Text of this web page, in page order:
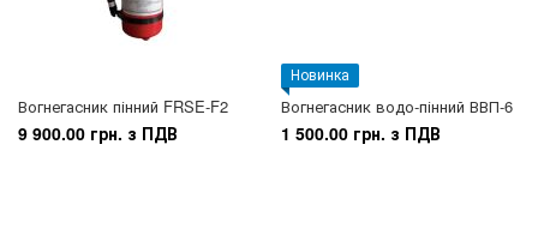
Вогнегасник пінний FRSE-F2
9 900.00 грн. з ПДВ
Новинка
Вогнегасник водо-пінний ВВП-6
1 500.00 грн. з ПДВ